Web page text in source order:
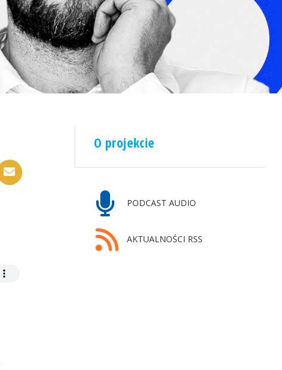
O projekcie
PODCAST AUDIO
AKTUALNOŚCI RSS